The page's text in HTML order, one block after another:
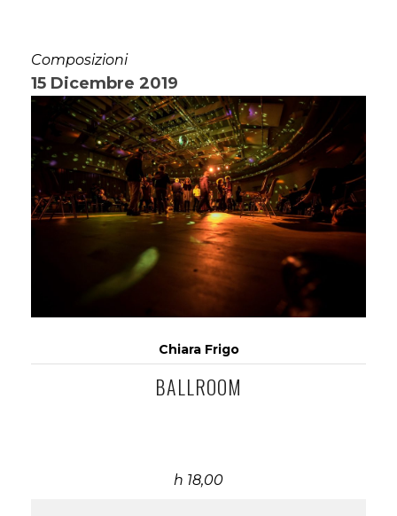
Composizioni
15 Dicembre 2019
Chiara Frigo
BALLROOM
h 18,00